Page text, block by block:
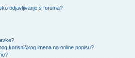
odjavljivanje s foruma?
korisničkog imena na online popisu?